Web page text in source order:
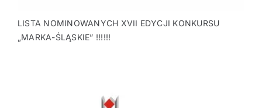
LISTA NOMINOWANYCH XVII EDYCJI KONKURSU
„MARKA-ŚLĄSKIE” !!!!!!